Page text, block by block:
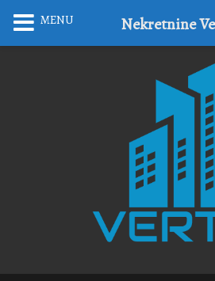
MENU Nekretnine